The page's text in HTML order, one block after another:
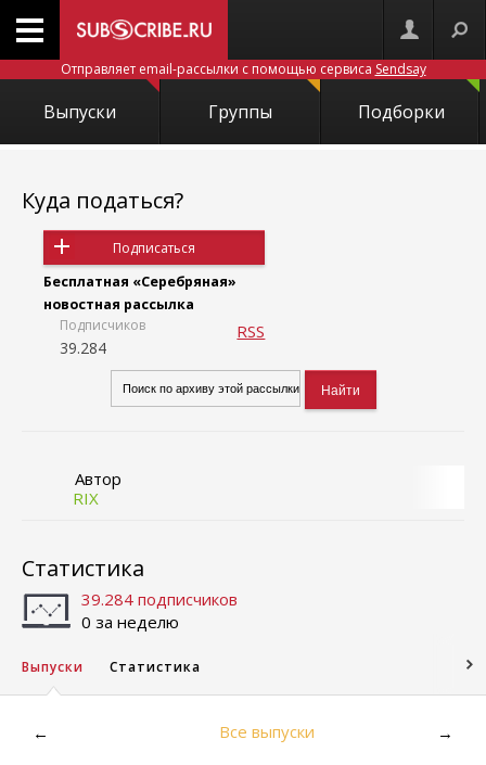
Отправляет email-рассылки с помощью сервиса Sendsay
Выпуски Группы Подборки
Куда податься?
Подписаться
Бесплатная «Серебряная»
новостная рассылка
Подписчиков
39.284
RSS
Автор
RIX
Статистика
39.284 подписчиков
0 за неделю
Выпуски Статистика
← Все выпуски →